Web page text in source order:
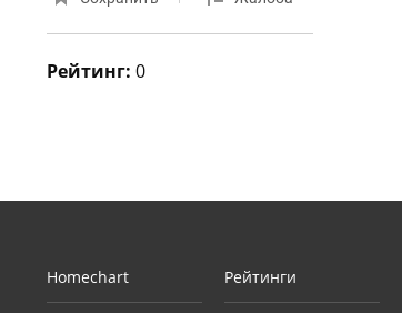
Рейтинг: 0
Homechart Рейтинги